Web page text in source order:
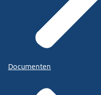
Documenten